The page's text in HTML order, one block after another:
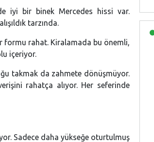
iyi bir binek Mercedes hissi var.
tarzında.
formu rahat. Kiralamada bu önemli,
içeriyor.
takmak da zahmete dönüşmüyor.
rahatça alıyor. Her seferinde
Sadece daha yükseğe oturtulmuş